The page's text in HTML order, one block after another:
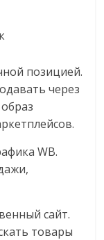
позицией.
через
WB.
сайт.
товары